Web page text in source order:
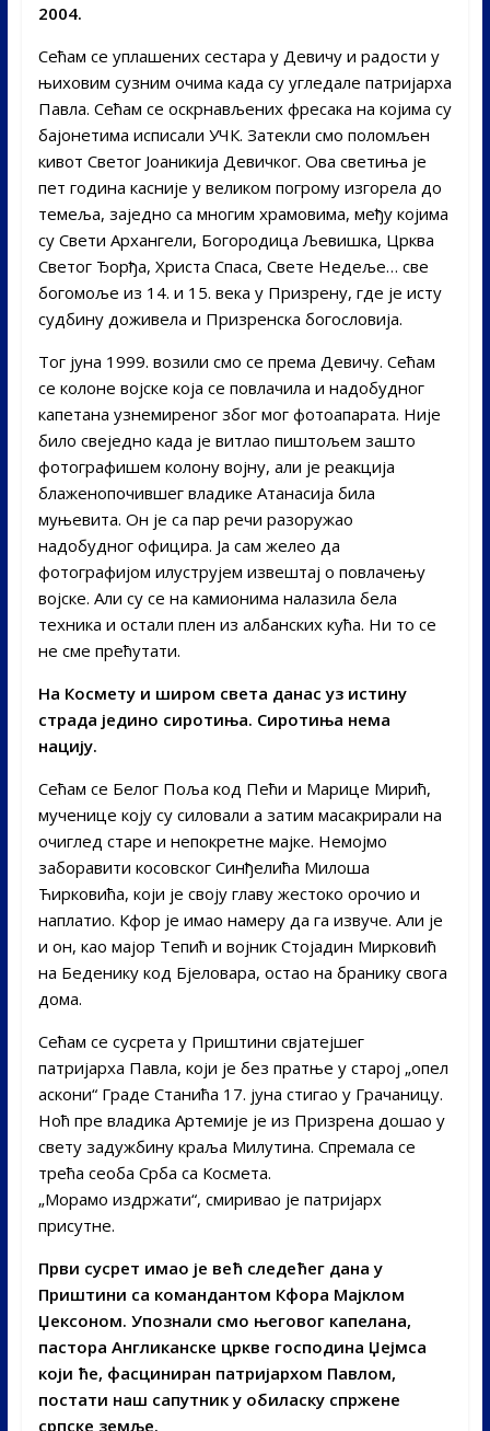
2004.
Сећам се уплашених сестара у Девичу и радости у
њиховим сузним очима када су угледале патријарха
Павла. Сећам се оскрнављених фресака на којима су
бајонетима исписали УЧК. Затекли смо поломљен
кивот Светог Јоаникија Девичког. Ова светиња је
пет година касније у великом погрому изгорела до
темеља, заједно са многим храмовима, међу којима
су Свети Архангели, Богородица Љевишка, Црква
Светог Ђорђа, Христа Спаса, Свете Недеље… све
богомоље из 14. и 15. века у Призрену, где је исту
судбину доживела и Призренска богословија.
Тог јуна 1999. возили смо се према Девичу. Сећам
се колоне војске која се повлачила и надобудног
капетана узнемиреног због мог фотоапарата. Није
било свеједно када је витлао пиштољем зашто
фотографишем колону војну, али је реакција
блаженопочившег владике Атанасија била
муњевита. Он је са пар речи разоружао
надобудног официра. Ја сам желео да
фотографијом илуструјем извештај о повлачењу
војске. Али су се на камионима налазила бела
техника и остали плен из албанских кућа. Ни то се
не сме прећутати.
На Космету и широм света данас уз истину
страда једино сиротиња. Сиротиња нема
нацију.
Сећам се Белог Поља код Пећи и Марице Мирић,
мученице коју су силовали а затим масакрирали на
очиглед старе и непокретне мајке. Немојмо
заборавити косовског Синђелића Милоша
Ћирковића, који је своју главу жестоко орочио и
наплатио. Кфор је имао намеру да га извуче. Али је
и он, као мајор Тепић и војник Стојадин Мирковић
на Беденику код Бјеловара, остао на бранику свога
дома.
Сећам се сусрета у Приштини свјатејшег
патријарха Павла, који је без пратње у старој „опел
аскони“ Граде Станића 17. јуна стигао у Грачаницу.
Ноћ пре владика Артемије је из Призрена дошао у
свету задужбину краља Милутина. Спремала се
трећа сеоба Срба са Космета.
„Морамо издржати“, смиривао је патријарх
присутне.
Први сусрет имао је већ следећег дана у
Приштини са командантом Кфора Мајклом
Џексоном. Упознали смо његовог капелана,
пастора Англиканске цркве господина Џејмса
који ће, фасциниран патријархом Павлом,
постати наш сапутник у обиласку спржене
српске земље.